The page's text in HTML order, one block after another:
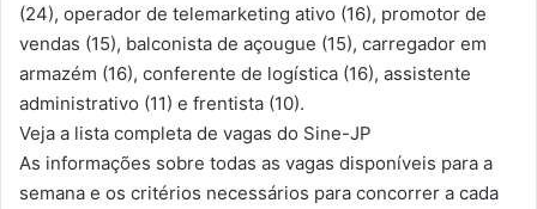
(24), operador de telemarketing ativo (16), promotor de
vendas (15), balconista de açougue (15), carregador em
armazém (16), conferente de logística (16), assistente
administrativo (11) e frentista (10).
Veja a lista completa de vagas do Sine-JP
As informações sobre todas as vagas disponíveis para a
semana e os critérios necessários para concorrer a cada